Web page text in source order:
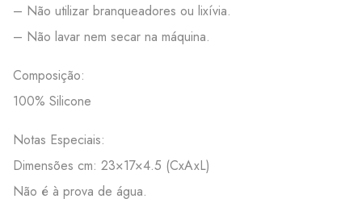
– Não utilizar branqueadores ou lixívia.
– Não lavar nem secar na máquina.
Composição:
100% Silicone
Notas Especiais:
Dimensões cm: 23×17×4.5 (CxAxL)
Não é à prova de água.